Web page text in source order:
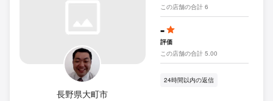
長野県大町市
この店舗の合計 6
-
評価
この店舗の合計 5.00
24時間以内の返信